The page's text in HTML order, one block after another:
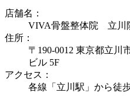
店舗名：
VIVA骨盤整体院 立川
住所：
〒190-0012 東京都立川
ビル 5F
アクセス：
各線「立川駅」から徒